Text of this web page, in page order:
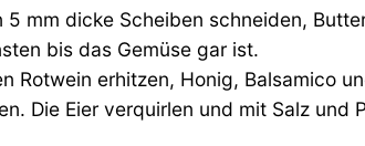
5 mm dicke Scheiben schneiden,
bis das Gemüse gar ist.
Rotwein erhitzen, Honig, Balsamico
Die Eier verquirlen und mit Salz und